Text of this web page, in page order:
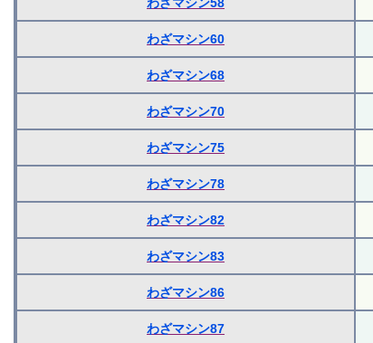
わざマシン58
わざマシン60
わざマシン68
わざマシン70
わざマシン75
わざマシン78
わざマシン82
わざマシン83
わざマシン86
わざマシン87